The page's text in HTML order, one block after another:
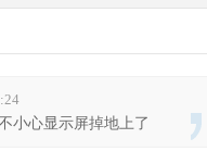
小心显示屏掉地上了